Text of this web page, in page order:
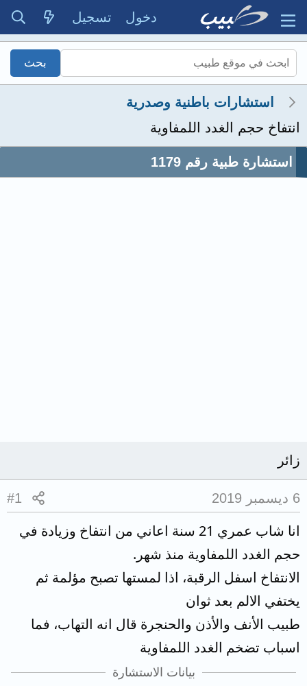
دخول تسجيل
استشارات باطنية وصدرية
انتفاخ حجم الغدد اللمفاوية
استشارة طبية رقم 1179
زائر
6 ديسمبر 2019 #1
انا شاب عمري 21 سنة اعاني من انتفاخ وزيادة في
حجم الغدد اللمفاوية منذ شهر.
الانتفاخ اسفل الرقبة، اذا لمستها تصبح مؤلمة ثم
يختفي الالم بعد ثوان
طبيب الأنف والأذن والحنجرة قال انه التهاب، فما
اسباب تضخم الغدد اللمفاوية
بيانات الاستشارة